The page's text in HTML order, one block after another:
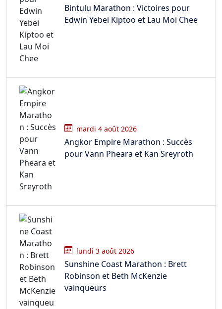
Bintulu Marathon : Victoires pour
Edwin Yebei Kiptoo et Lau Moi Chee
mardi 4 août 2026
Angkor Empire Marathon : Succès
pour Vann Pheara et Kan Sreyroth
lundi 3 août 2026
Sunshine Coast Marathon : Brett
Robinson et Beth McKenzie
vainqueurs